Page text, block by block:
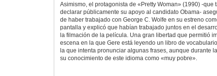
Asimismo, el protagonista de «Pretty Woman» (1990) -que
declarar públicamente su apoyo al candidato Obama-
de haber trabajado con George C. Wolfe en su estreno
pantalla y explicó que habían trabajado juntos en el
la filmación de la película. Una gran libertad que permitió
escena en la que Gere está leyendo un libro de
la que intenta pronunciar algunas frases, aunque durante
su conocimiento de este idioma como «muy pobre».